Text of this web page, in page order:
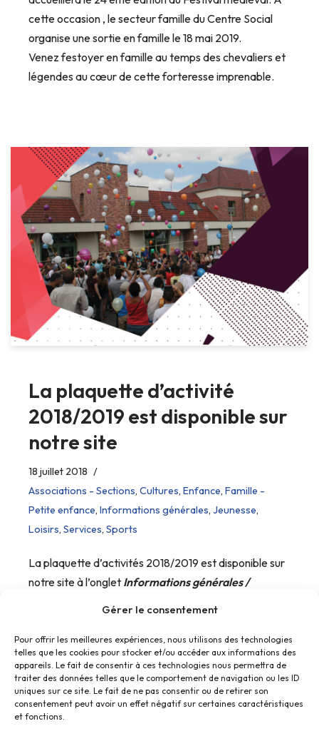
Gérer le consentement
Pour offrir les meilleures expériences, nous utilisons des technologies
telles que les cookies pour stocker et/ou accéder aux informations des
appareils. Le fait de consentir à ces technologies nous permettra de
traiter des données telles que le comportement de navigation ou les ID
uniques sur ce site. Le fait de ne pas consentir ou de retirer son
consentement peut avoir un effet négatif sur certaines caractéristiques
et fonctions.
cette occasion , le secteur famille du Centre Social
organise une sortie en famille le 18 mai 2019.
Venez festoyer en famille au temps des chevaliers et
légendes au cœur de cette forteresse imprenable.
La plaquette d’activité
2018/2019 est disponible sur
notre site
18 juillet 2018
Associations - Sections, Cultures, Enfance, Famille -
Petite enfance, Informations générales, Jeunesse,
Loisirs, Services, Sports
La plaquette d’activités 2018/2019 est disponible sur
notre site à l’onglet Informations générales /